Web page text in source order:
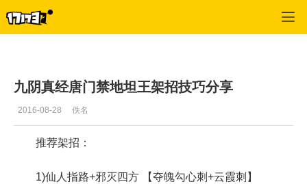
九阴真经唐门禁地坦王架招技巧分享
2016-08-28 佚名
推荐架招：
1)仙人指路+邪灭四方 【夺魄勾心刺+云霞刺】